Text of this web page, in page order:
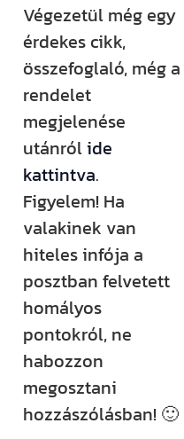
Végezetül még egy
érdekes cikk,
összefoglaló, még a
rendelet
megjelenése
utánrólide
kattintva.
Figyelem! Ha
valakinek van
hiteles infója a
posztban felvetett
homályos
pontokról, ne
habozzon
megosztani
hozzászólásban! 🙂